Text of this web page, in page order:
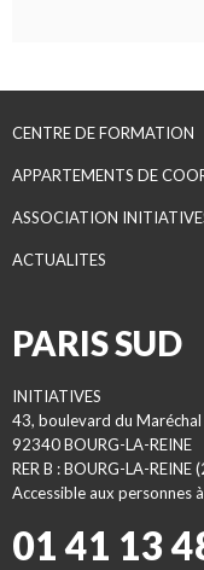
CENTRE DE FORMATION
APPARTEMENTS DE
ASSOCIATION
ACTUALITES
PARIS SUD
INITIATIVES
43, boulevard du
92340 BOURG-LA-REINE
RER B : BOURG-LA-REINE
Accessible aux personnes
01 41 13